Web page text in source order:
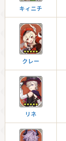
キィニチ
クレー
リネ